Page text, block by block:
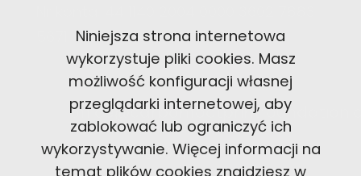
Niniejsza strona internetowa
wykorzystuje pliki cookies. Masz
możliwość konfiguracji własnej
przeglądarki internetowej, aby
zablokować lub ograniczyć ich
wykorzystywanie. Więcej informacji na
temat plików cookies znajdziesz w
+48 726 300 494